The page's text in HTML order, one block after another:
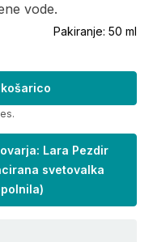
vode.
Pakiranje: 50 ml
Lara Pezdir
svetovalka
)